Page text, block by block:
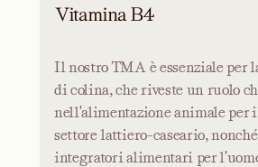
Vitamina B4
Il nostro TMA è essenziale per
di colina, che riveste un ruolo
nell'alimentazione animale per
settore lattiero-caseario,
integratori alimentari per